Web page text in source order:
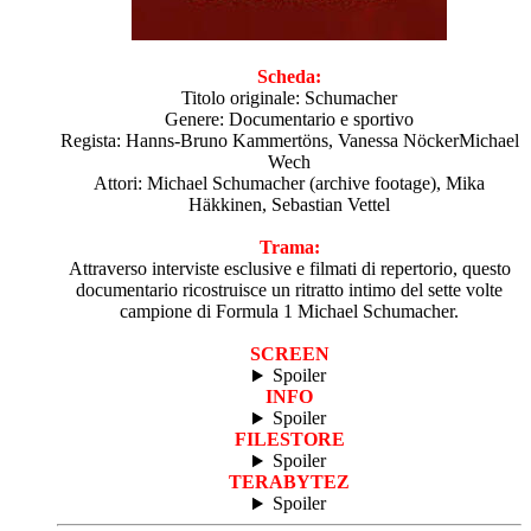
Scheda:
Titolo originale: Schumacher
Genere: Documentario e sportivo
Regista: Hanns-Bruno Kammertöns, Vanessa NöckerMichael
Wech
Attori: Michael Schumacher (archive footage), Mika
Häkkinen, Sebastian Vettel
Trama:
Attraverso interviste esclusive e filmati di repertorio, questo
documentario ricostruisce un ritratto intimo del sette volte
campione di Formula 1 Michael Schumacher.
SCREEN
Spoiler
INFO
Spoiler
FILESTORE
Spoiler
TERABYTEZ
Spoiler